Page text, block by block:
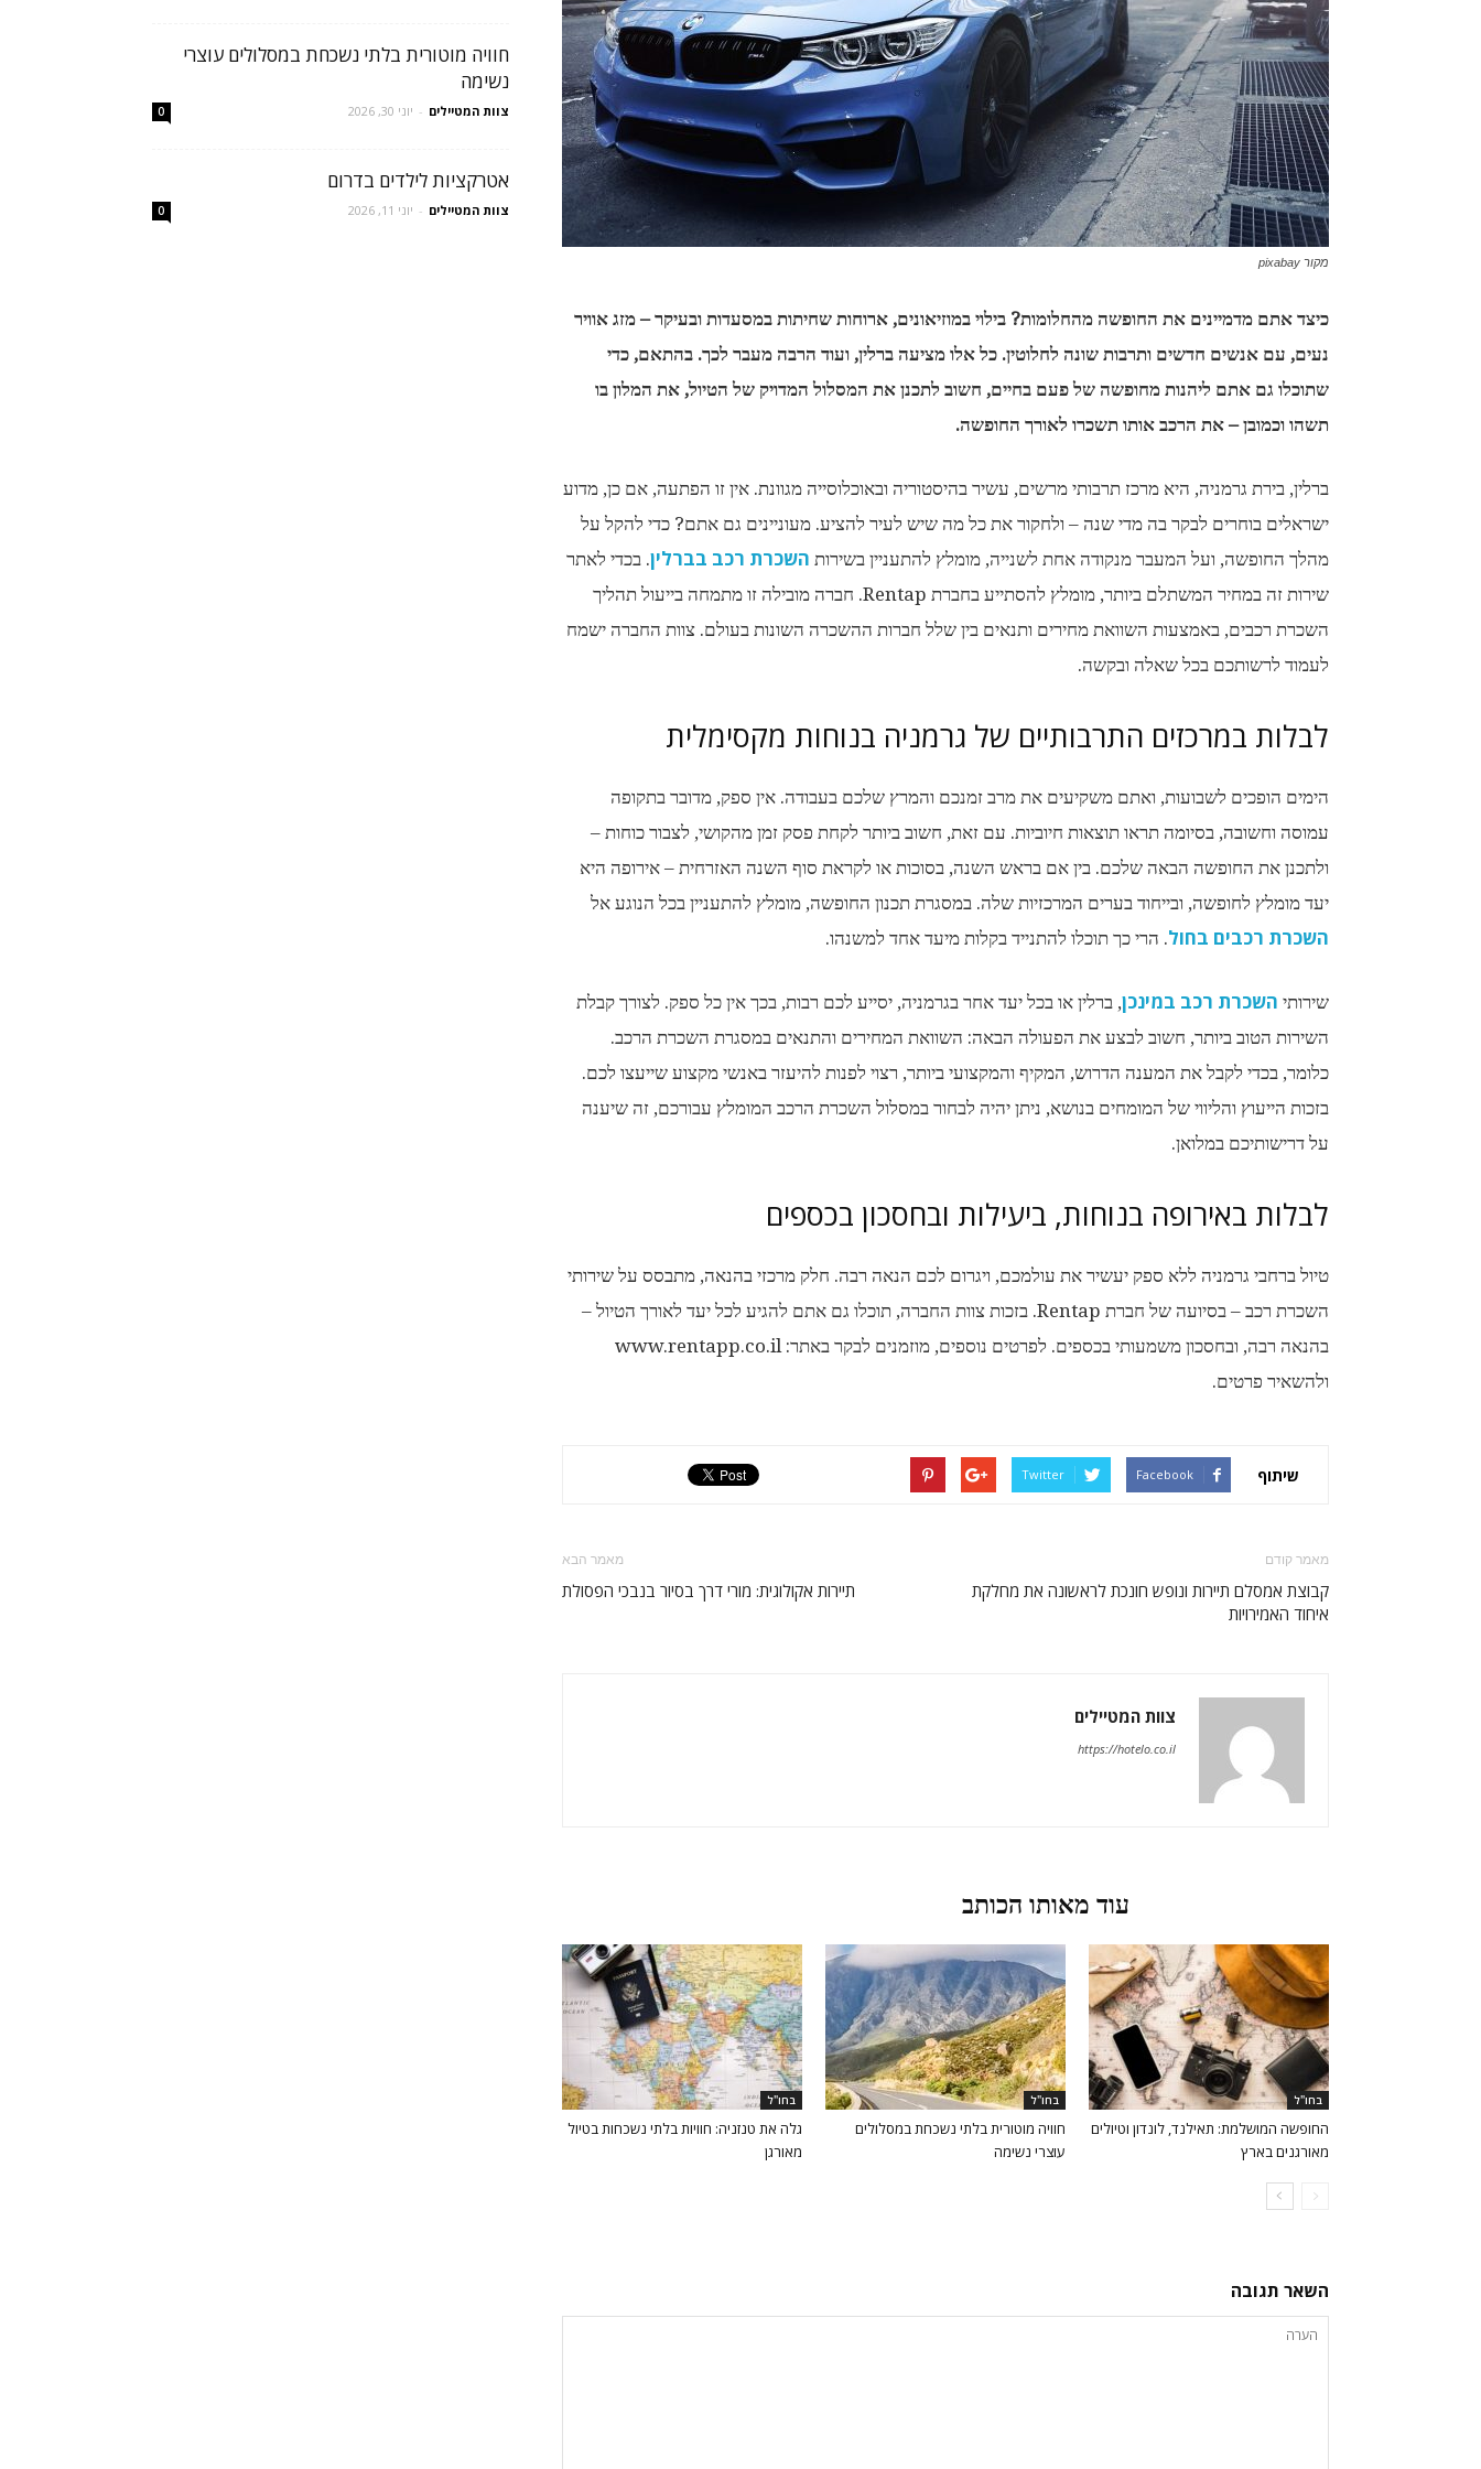
מקור pixabay
כיצד אתם מדמיינים את החופשה מהחלומות? בילוי במוזיאונים, ארוחות שחיתות במסעדות ובעיקר – מזג אוויר
נעים, עם אנשים חדשים ותרבות שונה לחלוטין. כל אלו מציעה ברלין, ועוד הרבה מעבר לכך. בהתאם, כדי
שתוכלו גם אתם ליהנות מחופשה של פעם בחיים, חשוב לתכנן את המסלול המדויק של הטיול, את המלון בו
תשהו וכמובן – את הרכב אותו תשכרו לאורך החופשה.
ברלין, בירת גרמניה, היא מרכז תרבותי מרשים, עשיר בהיסטוריה ובאוכלוסייה מגוונת. אין זו הפתעה, אם כן, מדוע
ישראלים בוחרים לבקר בה מדי שנה – ולחקור את כל מה שיש לעיר להציע. מעוניינים גם אתם? כדי להקל על
מהלך החופשה, ועל המעבר מנקודה אחת לשנייה, מומלץ להתעניין בשירות השכרת רכב בברלין. בכדי לאתר
שירות זה במחיר המשתלם ביותר, מומלץ להסתייע בחברת Rentap. חברה מובילה זו מתמחה בייעול תהליך
השכרת רכבים, באמצעות השוואת מחירים ותנאים בין שלל חברות ההשכרה השונות בעולם. צוות החברה ישמח
לעמוד לרשותכם בכל שאלה ובקשה.
לבלות במרכזים התרבותיים של גרמניה בנוחות מקסימלית
הימים הופכים לשבועות, ואתם משקיעים את מרב זמנכם והמרץ שלכם בעבודה. אין ספק, מדובר בתקופה
עמוסה וחשובה, בסיומה תראו תוצאות חיוביות. עם זאת, חשוב ביותר לקחת פסק זמן מהקושי, לצבור כוחות –
ולתכנן את החופשה הבאה שלכם. בין אם בראש השנה, בסוכות או לקראת סוף השנה האזרחית – אירופה היא
יעד מומלץ לחופשה, ובייחוד בערים המרכזיות שלה. במסגרת תכנון החופשה, מומלץ להתעניין בכל הנוגע אל
השכרת רכבים בחול. הרי כך תוכלו להתנייד בקלות מיעד אחד למשנהו.
שירותי השכרת רכב במינכן, ברלין או בכל יעד אחר בגרמניה, יסייע לכם רבות, בכך אין כל ספק. לצורך קבלת
השירות הטוב ביותר, חשוב לבצע את הפעולה הבאה: השוואת המחירים והתנאים במסגרת השכרת הרכב.
כלומר, בכדי לקבל את המענה הדרוש, המקיף והמקצועי ביותר, רצוי לפנות להיעזר באנשי מקצוע שייעצו לכם.
בזכות הייעוץ והליווי של המומחים בנושא, ניתן יהיה לבחור במסלול השכרת הרכב המומלץ עבורכם, זה שיענה
על דרישותיכם במלואן.
לבלות באירופה בנוחות, ביעילות ובחסכון בכספים
טיול ברחבי גרמניה ללא ספק יעשיר את עולמכם, ויגרום לכם הנאה רבה. חלק מרכזי בהנאה, מתבסס על שירותי
השכרת רכב – בסיועה של חברת Rentap. בזכות צוות החברה, תוכלו גם אתם להגיע לכל יעד לאורך הטיול –
בהנאה רבה, ובחסכון משמעותי בכספים. לפרטים נוספים, מוזמנים לבקר באתר: www.rentapp.co.il
ולהשאיר פרטים.
שיתוף Facebook
Twitter
מאמר קודם
קבוצת אמסלם תיירות ונופש חונכת לראשונה את מחלקת
איחוד האמירויות
מאמר הבא
תיירות אקולוגית: מורי דרך בסיור בנבכי הפסולת
צוות המטיילים
https://hotelo.co.il
עוד מאותו הכותב
בחו"ל
החופשה המושלמת: תאילנד, לונדון וטיולים
מאורגנים בארץ
בחו"ל
חוויה מוטורית בלתי נשכחת במסלולים
עוצרי נשימה
בחו"ל
גלה את טנזניה: חוויות בלתי נשכחות בטיול
מאורגן
השאר תגובה
חוויה מוטורית בלתי נשכחת במסלולים עוצרי
נשימה
צוות המטיילים - יוני 30, 2026 0
אטרקציות לילדים בדרום
צוות המטיילים - יוני 11, 2026 0